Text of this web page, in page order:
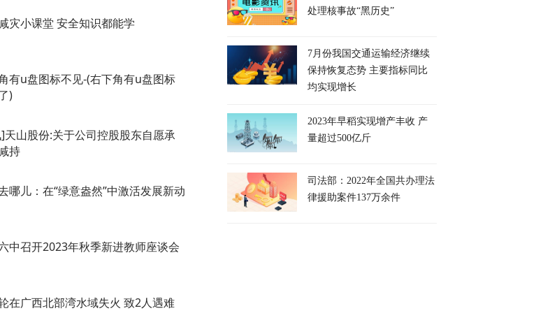
灾小课堂 安全知识都能学
有u盘图标不见-(右下角有u盘图标
)
天山股份:关于公司控股股东自愿承
持
哪儿：在“绿意盎然”中激活发展新动
中召开2023年秋季新进教师座谈会
在广西北部湾水域失火 致2人遇难
处理核事故“黑历史”
7月份我国交通运输经济继续
保持恢复态势 主要指标同比
均实现增长
2023年早稻实现增产丰收 产
量超过500亿斤
司法部：2022年全国共办理法
律援助案件137万余件